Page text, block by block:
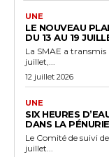
UNE
LE NOUVEAU
DU 13 AU 19
La SMAE a transmis
juillet,...
12 juillet 2026
UNE
SIX HEURES
DANS LA PÉNURIE
Le Comité de suivi
juillet...